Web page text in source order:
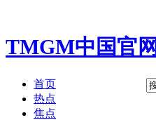
TMGM中国官网
首页
热点
焦点